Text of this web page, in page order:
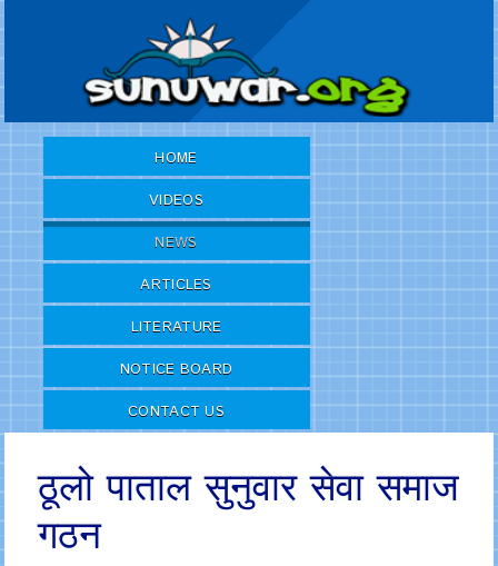
HOME
VIDEOS
NEWS
ARTICLES
LITERATURE
NOTICE BOARD
CONTACT US
ठूलो पाताल सुनुवार सेवा समाज
गठन